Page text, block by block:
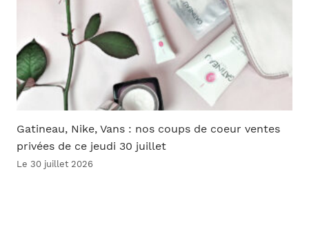
Gatineau, Nike, Vans : nos coups de coeur ventes
privées de ce jeudi 30 juillet
Le 30 juillet 2026